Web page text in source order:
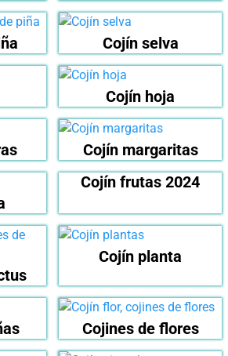
Cojín selva
Cojín hoja
Cojín margaritas
Cojín frutas 2024
Cojín planta
Cojines de flores